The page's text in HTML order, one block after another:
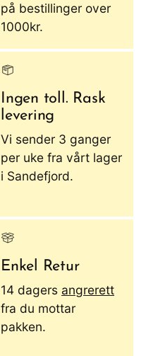
på bestillinger over
1000kr.
Ingen toll. Rask
levering
Vi sender 3 ganger
per uke fra vårt lager
i Sandefjord.
Enkel Retur
14 dagers angrerett
fra du mottar
pakken.